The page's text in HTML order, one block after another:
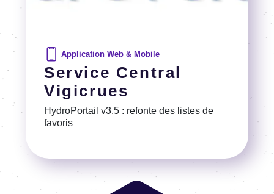
Service Central
Vigicrues
Hydro­Por­tail v3.5 : refonte des listes de
favo­ris
Application Web & Mobile
Voir la référence
Image